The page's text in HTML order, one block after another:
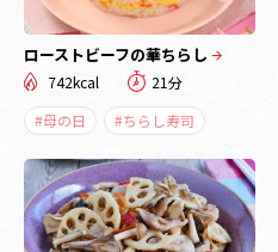
ローストビーフの華ちらし
742kcal
21分
#母の日
#ちらし寿司